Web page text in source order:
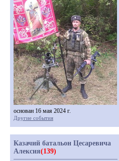
основан 16 мая 2024 г.
Другие события
Казачий батальон Цесаревича
Алексия(139)